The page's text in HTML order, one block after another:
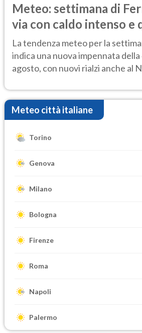
Meteo: settimana di
via con caldo intenso e
temporale
La tendenza meteo per la
indica una nuova impennata
agosto, con nuovi rialzi anche al
Meteo città italiane
Torino
Genova
Milano
Bologna
Firenze
Roma
Napoli
Palermo